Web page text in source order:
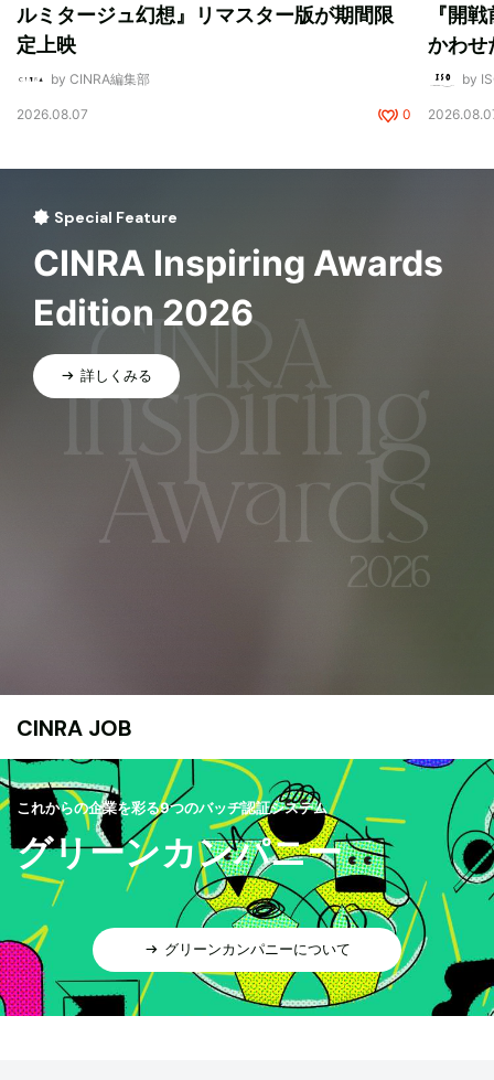
ルミタージュ幻想』リマスター版が期間限
定上映
by CINRA編集部
2026.08.07 0
『開
かわせ
by
Special Feature
CINRA Inspiring Awards
Edition 2026
詳しくみる
CINRA JOB
これからの企業を彩る9つのバッヂ認証システム
グリーンカンパニー
グリーンカンパニーについて